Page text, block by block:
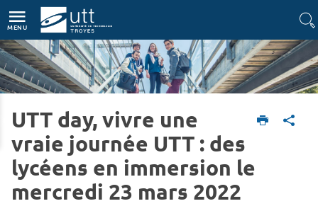
MENU
Accueil L'UTT Actualités
UTT day, vivre une
vraie journée UTT : des
lycéens en immersion le
mercredi 23 mars 2022